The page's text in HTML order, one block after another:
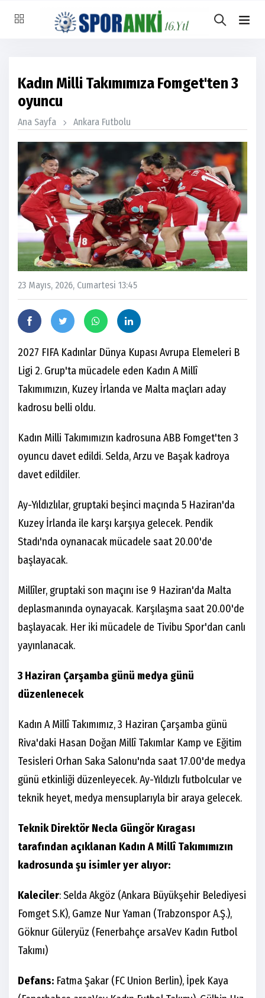
Kadın Milli Takımımıza Fomget'ten 3
oyuncu
Ana Sayfa Ankara Futbolu
23 Mayıs, 2026, Cumartesi 13:45
2027 FIFA Kadınlar Dünya Kupası Avrupa Elemeleri B
Ligi 2. Grup'ta mücadele eden Kadın A Millî
Takımımızın, Kuzey İrlanda ve Malta maçları aday
kadrosu belli oldu.
Kadın Milli Takımımızın kadrosuna ABB Fomget'ten 3
oyuncu davet edildi. Selda, Arzu ve Başak kadroya
davet edildiler.
Ay-Yıldızlılar, gruptaki beşinci maçında 5 Haziran'da
Kuzey İrlanda ile karşı karşıya gelecek. Pendik
Stadı'nda oynanacak mücadele saat 20.00'de
başlayacak.
Millîler, gruptaki son maçını ise 9 Haziran'da Malta
deplasmanında oynayacak. Karşılaşma saat 20.00'de
başlayacak. Her iki mücadele de Tivibu Spor'dan canlı
yayınlanacak.
3 Haziran Çarşamba günü medya günü
düzenlenecek
Kadın A Millî Takımımız, 3 Haziran Çarşamba günü
Riva'daki Hasan Doğan Millî Takımlar Kamp ve Eğitim
Tesisleri Orhan Saka Salonu'nda saat 17.00'de medya
günü etkinliği düzenleyecek. Ay-Yıldızlı futbolcular ve
teknik heyet, medya mensuplarıyla bir araya gelecek.
Teknik Direktör Necla Güngör Kıragası
tarafından açıklanan Kadın A Millî Takımımızın
kadrosunda şu isimler yer alıyor:
Kaleciler: Selda Akgöz (Ankara Büyükşehir Belediyesi
Fomget S.K), Gamze Nur Yaman (Trabzonspor A.Ş.),
Göknur Güleryüz (Fenerbahçe arsaVev Kadın Futbol
Takımı)
Defans: Fatma Şakar (FC Union Berlin), İpek Kaya